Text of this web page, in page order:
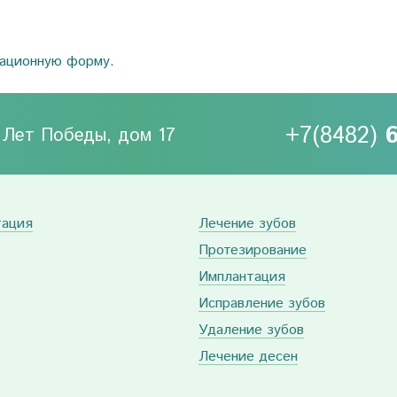
форму.
Победы, дом 17 +7(8482)
Лечение зубов
Протезирование
Имплантация
Исправление зубов
Удаление зубов
Лечение десен